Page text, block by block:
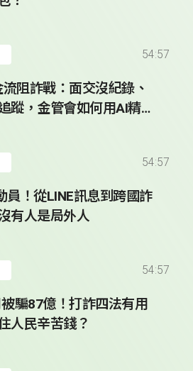
54:57
阻詐戰：面交沒紀錄、
蹤，金管會如何用AI精準
？
54:57
員！從LINE訊息到跨國詐
有人是局外人
54:57
騙87億！打詐四法有用
人民辛苦錢？